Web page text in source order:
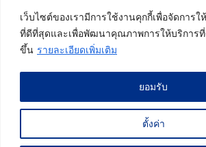
เว็บไซต์ของเรามีการใช้งานคุกกี้เพื่อจัดการ
ที่ดีที่สุดและเพื่อพัฒนาคุณภาพการให้บริการที่
ขึ้น รายละเอียดเพิ่มเติม
ตั้งค่า
ยอมรับ
สำหรับบุคลากร
ประกาศเกี่ยวกับความเป็นส่